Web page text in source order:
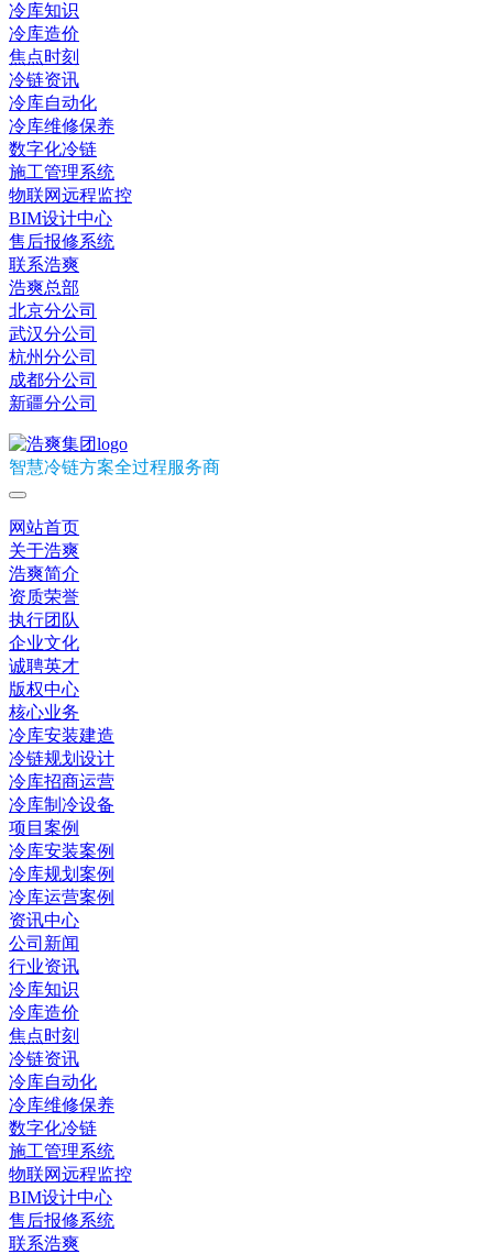
冷库知识
冷库造价
焦点时刻
冷链资讯
冷库自动化
冷库维修保养
数字化冷链
施工管理系统
物联网远程监控
BIM设计中心
售后报修系统
联系浩爽
浩爽总部
北京分公司
武汉分公司
杭州分公司
成都分公司
新疆分公司
智慧冷链方案全过程服务商
网站首页
关于浩爽
浩爽简介
资质荣誉
执行团队
企业文化
诚聘英才
版权中心
核心业务
冷库安装建造
冷链规划设计
冷库招商运营
冷库制冷设备
项目案例
冷库安装案例
冷库规划案例
冷库运营案例
资讯中心
公司新闻
行业资讯
冷库知识
冷库造价
焦点时刻
冷链资讯
冷库自动化
冷库维修保养
数字化冷链
施工管理系统
物联网远程监控
BIM设计中心
售后报修系统
联系浩爽